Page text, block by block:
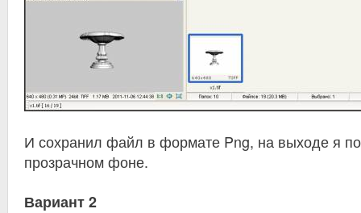
И сохранил файл в формате Png, на выходе я
прозрачном фоне.
Вариант 2